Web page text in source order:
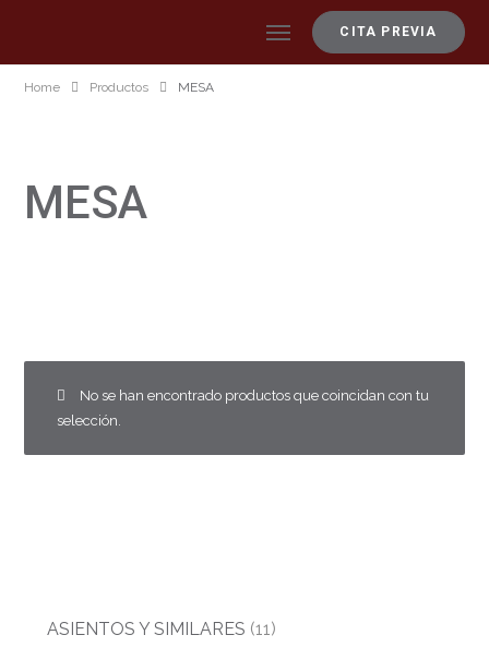
CITA PREVIA
Home Productos MESA
MESA
No se han encontrado productos que coincidan con tu
selección.
ASIENTOS Y SIMILARES (11)